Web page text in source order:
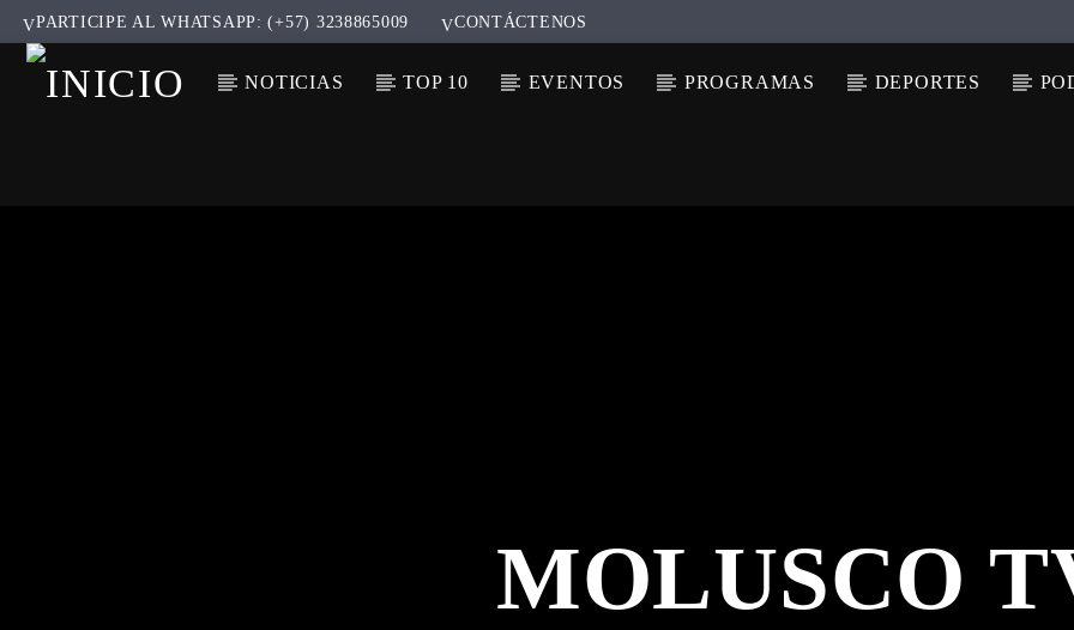
PARTICIPE AL WHATSAPP: (+57) 3238865009 CONTÁCTENOS
NOTICIAS TOP 10 EVENTOS PROGRAMAS DEPORTES
MOLUSCO